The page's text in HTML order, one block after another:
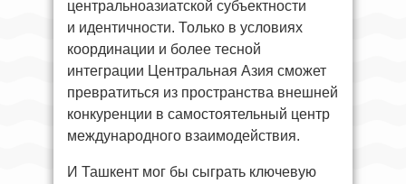
центральноазиатской субъектности
и идентичности. Только в условиях
координации и более тесной
интеграции Центральная Азия сможет
превратиться из пространства внешней
конкуренции в самостоятельный центр
международного взаимодействия.
И Ташкент мог бы сыграть ключевую